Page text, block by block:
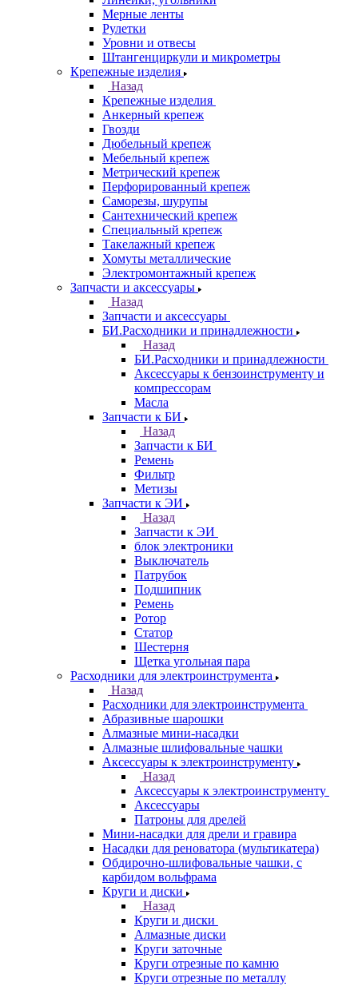
Мерные ленты
Рулетки
Уровни и отвесы
Штангенциркули и микрометры
Крепежные изделия
Назад
Крепежные изделия
Анкерный крепеж
Гвозди
Дюбельный крепеж
Мебельный крепеж
Метрический крепеж
Перфорированный крепеж
Саморезы, шурупы
Сантехнический крепеж
Специальный крепеж
Такелажный крепеж
Хомуты металлические
Электромонтажный крепеж
Запчасти и аксессуары
Назад
Запчасти и аксессуары
БИ.Расходники и принадлежности
Назад
БИ.Расходники и принадлежности
Аксессуары к бензоинструменту и
компрессорам
Масла
Запчасти к БИ
Назад
Запчасти к БИ
Ремень
Фильтр
Метизы
Запчасти к ЭИ
Назад
Запчасти к ЭИ
блок электроники
Выключатель
Патрубок
Подшипник
Ремень
Ротор
Статор
Шестерня
Щетка угольная пара
Расходники для электроинструмента
Назад
Расходники для электроинструмента
Абразивные шарошки
Алмазные мини-насадки
Алмазные шлифовальные чашки
Аксессуары к электроинструменту
Назад
Аксессуары к электроинструменту
Аксессуары
Патроны для дрелей
Мини-насадки для дрели и гравира
Насадки для реноватора (мультикатера)
Обдирочно-шлифовальные чашки, с
карбидом вольфрама
Круги и диски
Назад
Круги и диски
Алмазные диски
Круги заточные
Круги отрезные по камню
Круги отрезные по металлу